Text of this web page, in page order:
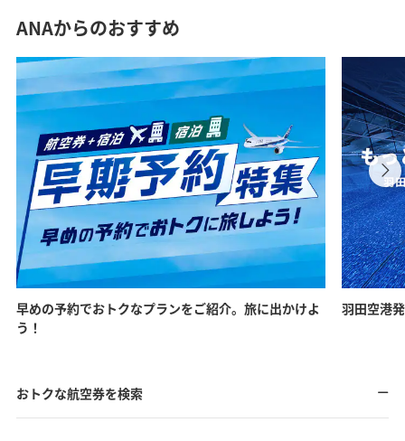
ANAからのおすすめ
早めの予約でおトクなプランをご紹介。旅に出かけよ
う！
羽田空港
おトクな航空券を検索